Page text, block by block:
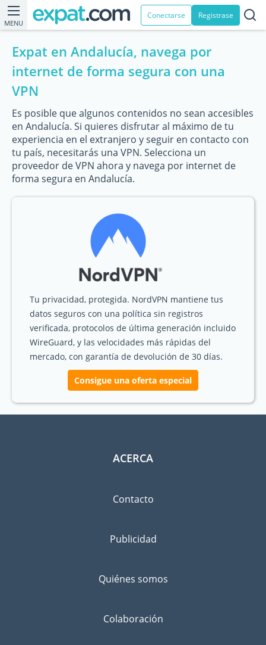
MENU
Conectarse Registrase
Expat en Andalucía, navega por
internet de forma segura con una
VPN
Es posible que algunos contenidos no sean accesibles
en Andalucía. Si quieres disfrutar al máximo de tu
experiencia en el extranjero y seguir en contacto con
tu país, necesitarás una VPN. Selecciona un
proveedor de VPN ahora y navega por internet de
forma segura en Andalucía.
Tu privacidad, protegida. NordVPN mantiene tus
datos seguros con una política sin registros
verificada, protocolos de última generación incluido
WireGuard, y las velocidades más rápidas del
mercado, con garantía de devolución de 30 días.
Consigue una oferta especial
ACERCA
Contacto
Publicidad
Quiénes somos
Colaboración